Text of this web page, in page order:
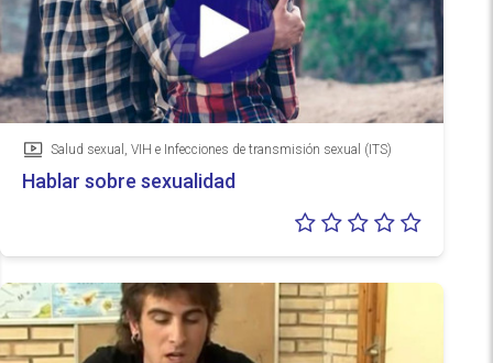
Vídeo
Salud sexual, VIH e Infecciones de transmisión sexual (ITS)
Hablar sobre sexualidad